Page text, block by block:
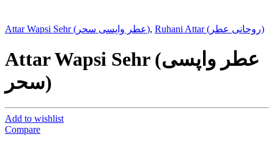
Attar Wapsi Sehr (عطر واپسی سحر), Ruhani Attar (روحانی عطر)
Attar Wapsi Sehr (عطر واپسی
سحر)
Add to wishlist
Compare